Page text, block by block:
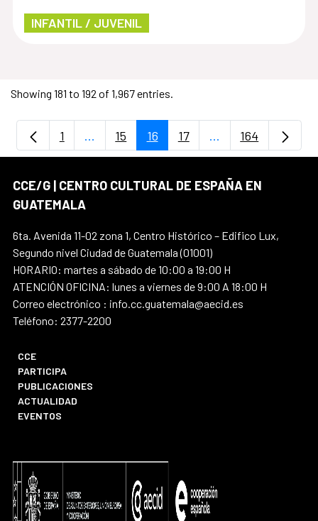
INFANTIL / JUVENIL
Showing 181 to 192 of 1,967 entries.
Page
1 ...Intermediate Pages Use TAB to navigate.
Page
15 Page
16 Page
17 ...Intermediate
Page
164
CCE/G | CENTRO CULTURAL DE ESPAÑA EN
GUATEMALA
6ta. Avenida 11-02 zona 1, Centro Histórico – Edifico Lux,
Segundo nivel Ciudad de Guatemala (01001)
HORARIO: martes a sábado de 10:00 a 19:00 H
ATENCIÓN OFICINA: lunes a viernes de 9:00 A 18:00 H
Correo electrónico : info.cc.guatemala@aecid.es
Teléfono: 2377-2200
CCE
PARTICIPA
PUBLICACIONES
ACTUALIDAD
EVENTOS